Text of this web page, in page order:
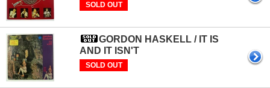
SOLD OUT
GORDON HASKELL / IT IS
AND IT ISN'T
SOLD OUT